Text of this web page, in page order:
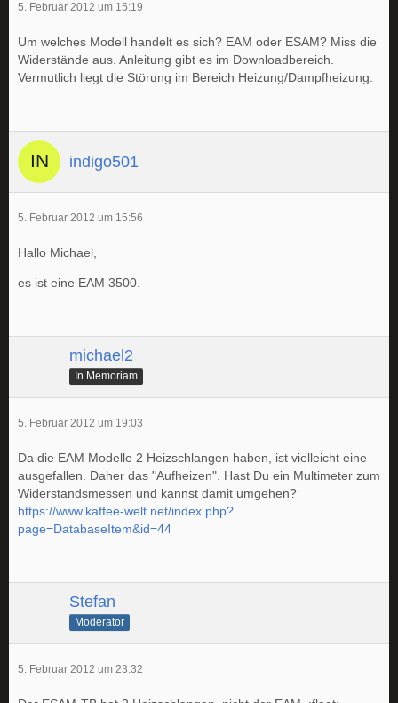
5. Februar 2012 um 15:19
Um welches Modell handelt es sich? EAM oder ESAM? Miss die
Widerstände aus. Anleitung gibt es im Downloadbereich.
Vermutlich liegt die Störung im Bereich Heizung/Dampfheizung.
indigo501
5. Februar 2012 um 15:56
Hallo Michael,
es ist eine EAM 3500.
michael2
In Memoriam
5. Februar 2012 um 19:03
Da die EAM Modelle 2 Heizschlangen haben, ist vielleicht eine
ausgefallen. Daher das "Aufheizen". Hast Du ein Multimeter zum
Widerstandsmessen und kannst damit umgehen?
https://www.kaffee-welt.net/index.php?
page=DatabaseItem&id=44
Stefan
Moderator
5. Februar 2012 um 23:32